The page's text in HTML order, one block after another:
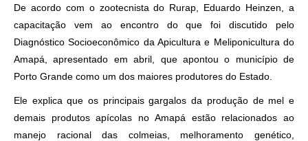
De acordo com o zootecnista do Rurap, Eduardo Heinzen, a
capacitação vem ao encontro do que foi discutido pelo
Diagnóstico Socioeconômico da Apicultura e Meliponicultura do
Amapá, apresentado em abril, que apontou o município de
Porto Grande como um dos maiores produtores do Estado.
Ele explica que os principais gargalos da produção de mel e
demais produtos apícolas no Amapá estão relacionados ao
manejo racional das colmeias, melhoramento genético,